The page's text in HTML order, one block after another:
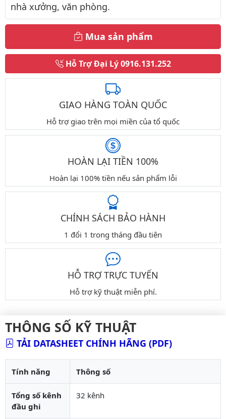
nhà xưởng, văn phòng.
Mua sản phẩm
Hỗ Trợ Đại Lý0916.131.252
GIAO HÀNG TOÀN QUỐC
Hỗ trợ giao trên mọi miền của tổ quốc
HOÀN LẠI TIỀN 100%
Hoàn lại 100% tiền nếu sản phẩm lỗi
CHÍNH SÁCH BẢO HÀNH
1 đổi 1 trong tháng đầu tiên
HỖ TRỢ TRỰC TUYẾN
Hỗ trợ kỹ thuật miễn phí.
THÔNG SỐ KỸ THUẬT
TẢI DATASHEET CHÍNH HÃNG (PDF)
Tính năng Thông số
Tổng số kênh
đầu ghi
32 kênh